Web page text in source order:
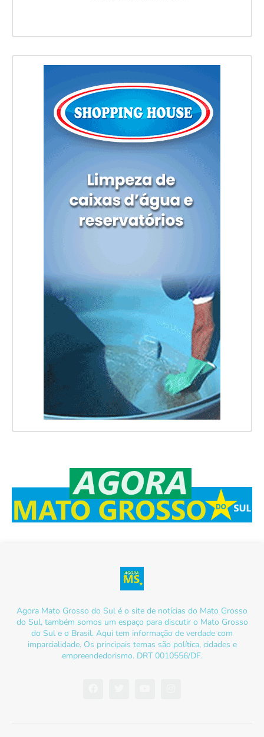
Agora Mato Grosso do Sul é o site de notícias do Mato Grosso
do Sul, também somos um espaço para discutir o Mato Grosso
do Sul e o Brasil. Aqui tem informação de verdade com
imparcialidade. Os principais temas são política, cidades e
empreendedorismo. DRT 0010556/DF.